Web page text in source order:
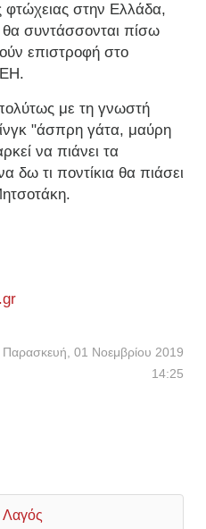
φτώχειας στην Ελλάδα,
θα συντάσσονται πίσω
επιστροφή στο
με τη γνωστή
"άσπρη γάτα, μαύρη
να πιάνει τα
δω τι ποντίκια θα πιάσει
Παρασκευή, 01 Νοεμβρίου 2019
14:25